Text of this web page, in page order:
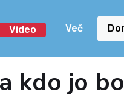
Video Več
kdo jo bo